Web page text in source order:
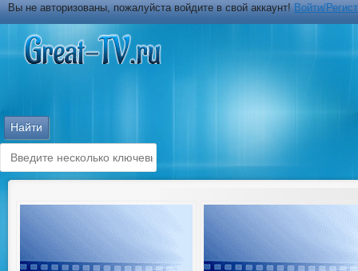
Вы не авторизованы, пожалуйста войдите в свой аккаунт!Войти/